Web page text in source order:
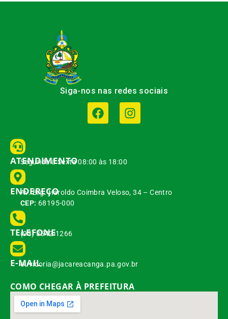
Siga-nos nas redes sociais
ATENDIMENTO
Segunda à Sexta 08:00 às 18:00
ENDEREÇO
Av. Brg. Haroldo Coimbra Veloso, 34 – Centro
CEP: 68195-000
TELEFONE
(93) 3542-1266
E-MAIL
ouvidoria@jacareacanga.pa.gov.br
COMO CHEGAR À PREFEITURA